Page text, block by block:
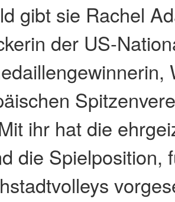
gibt sie Rachel
der US-
ihr hat die
die Spielposition,